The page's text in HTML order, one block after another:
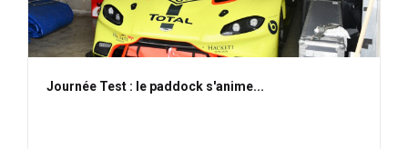
Journée Test : le paddock s'anime...